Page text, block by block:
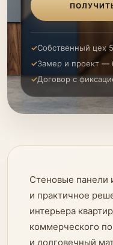
Собственный цех
Замер и проект —
Договор с
Стеновые
и практичное
интерьера
коммерческого
и долговечный